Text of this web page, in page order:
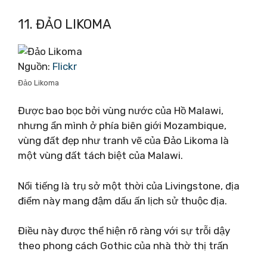
11. ĐẢO LIKOMA
Nguồn: Flickr
Đảo Likoma
Được bao bọc bởi vùng nước của Hồ Malawi,
nhưng ẩn mình ở phía biên giới Mozambique,
vùng đất đẹp như tranh vẽ của Đảo Likoma là
một vùng đất tách biệt của Malawi.
Nổi tiếng là trụ sở một thời của Livingstone, địa
điểm này mang đậm dấu ấn lịch sử thuộc địa.
Điều này được thể hiện rõ ràng với sự trỗi dậy
theo phong cách Gothic của nhà thờ thị trấn